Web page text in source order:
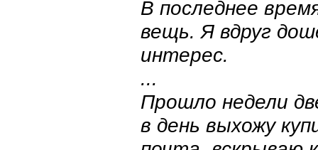
В последнее
вещь. Я вдруг
интерес.
...
Прошло недели
в день выхожу